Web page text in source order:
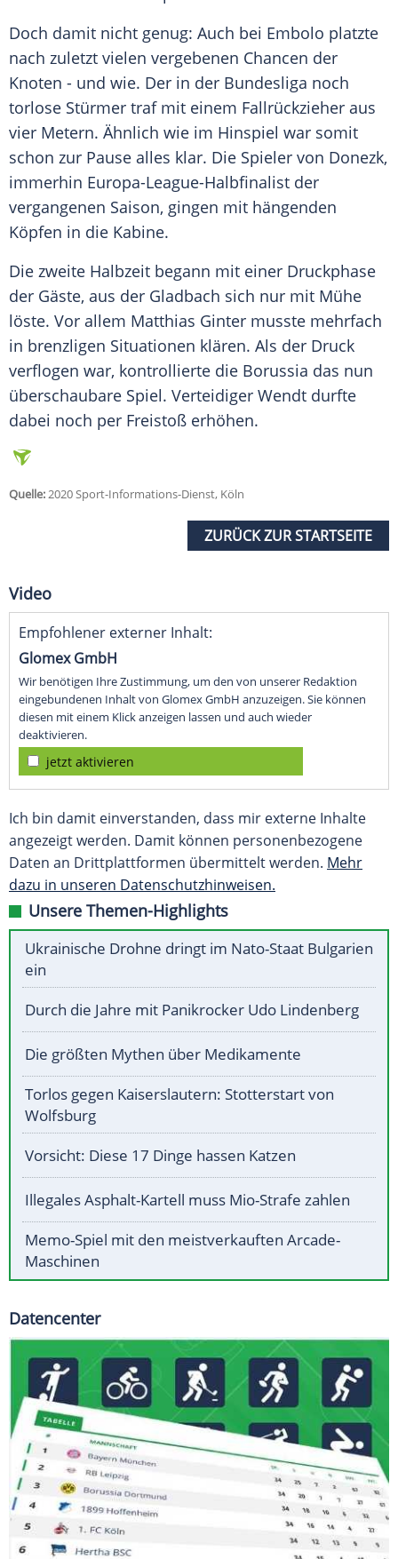
Doch damit nicht genug: Auch bei Embolo platzte
nach zuletzt vielen vergebenen Chancen der
Knoten - und wie. Der in der Bundesliga noch
torlose Stürmer traf mit einem Fallrückzieher aus
vier Metern. Ähnlich wie im Hinspiel war somit
schon zur Pause alles klar. Die Spieler von Donezk,
immerhin Europa-League-Halbfinalist der
vergangenen Saison, gingen mit hängenden
Köpfen in die Kabine.
Die zweite Halbzeit begann mit einer Druckphase
der Gäste, aus der Gladbach sich nur mit Mühe
löste. Vor allem Matthias Ginter musste mehrfach
in brenzligen Situationen klären. Als der Druck
verflogen war, kontrollierte die Borussia das nun
überschaubare Spiel. Verteidiger Wendt durfte
dabei noch per Freistoß erhöhen.
Quelle:2020 Sport-Informations-Dienst, Köln
ZURÜCK ZUR STARTSEITE
Video
Empfohlener externer Inhalt:
Glomex GmbH
Wir benötigen Ihre Zustimmung, um den von unserer Redaktion
eingebundenen Inhalt von Glomex GmbH anzuzeigen. Sie können
diesen mit einem Klick anzeigen lassen und auch wieder
deaktivieren.
jetzt aktivieren
Ich bin damit einverstanden, dass mir externe Inhalte
angezeigt werden. Damit können personenbezogene
Daten an Drittplattformen übermittelt werden. Mehr
dazu in unseren Datenschutzhinweisen.
Unsere Themen-Highlights
Ukrainische Drohne dringt im Nato-Staat Bulgarien
ein
Durch die Jahre mit Panikrocker Udo Lindenberg
Die größten Mythen über Medikamente
Torlos gegen Kaiserslautern: Stotterstart von
Wolfsburg
Vorsicht: Diese 17 Dinge hassen Katzen
Illegales Asphalt-Kartell muss Mio-Strafe zahlen
Memo-Spiel mit den meistverkauften Arcade-
Maschinen
Datencenter